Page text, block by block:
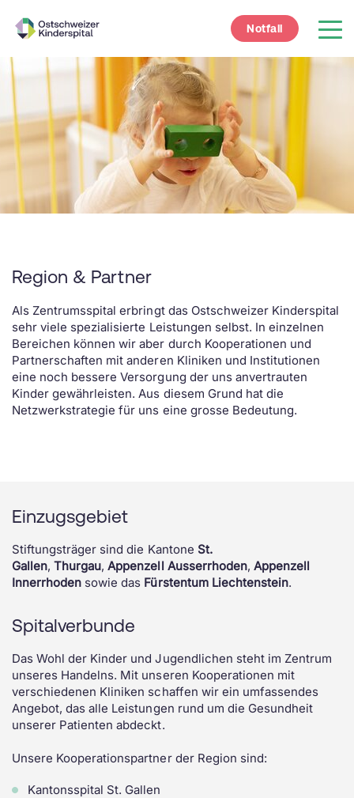
Region & Partner
Als Zentrumsspital erbringt das Ostschweizer Kinderspital
sehr viele spezialisierte Leistungen selbst. In einzelnen
Bereichen können wir aber durch Kooperationen und
Partnerschaften mit anderen Kliniken und Institutionen
eine noch bessere Versorgung der uns anvertrauten
Kinder gewährleisten. Aus diesem Grund hat die
Netzwerkstrategie für uns eine grosse Bedeutung.
Einzugsgebiet
Stiftungsträger sind die Kantone St.
Gallen,Thurgau,Appenzell Ausserrhoden, Appenzell
Innerrhoden sowie das Fürstentum Liechtenstein.
Spitalverbunde
Das Wohl der Kinder und Jugendlichen steht im Zentrum
unseres Handelns. Mit unseren Kooperationen mit
verschiedenen Kliniken schaffen wir ein umfassendes
Angebot, das alle Leistungen rund um die Gesundheit
unserer Patienten abdeckt.
Unsere Kooperationspartner der Region sind:
Kantonsspital St. Gallen
Notfall